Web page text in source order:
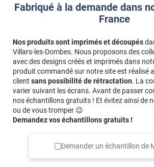
Fabriqué à la demande dans
France
Nos produits sont imprimés et découpés
Villars-les-Dombes. Nous proposons des
avec des designs créés et imprimés dans
produit commandé sur notre site est réalisé
client sans possibilité de rétractation. La
varier suivant les écrans. Avant de passer
nos échantillons gratuits ! Et évitez ainsi de
ou de vous tromper 😉
Demandez vos échantillons gratuits !
Demander un échantillon de